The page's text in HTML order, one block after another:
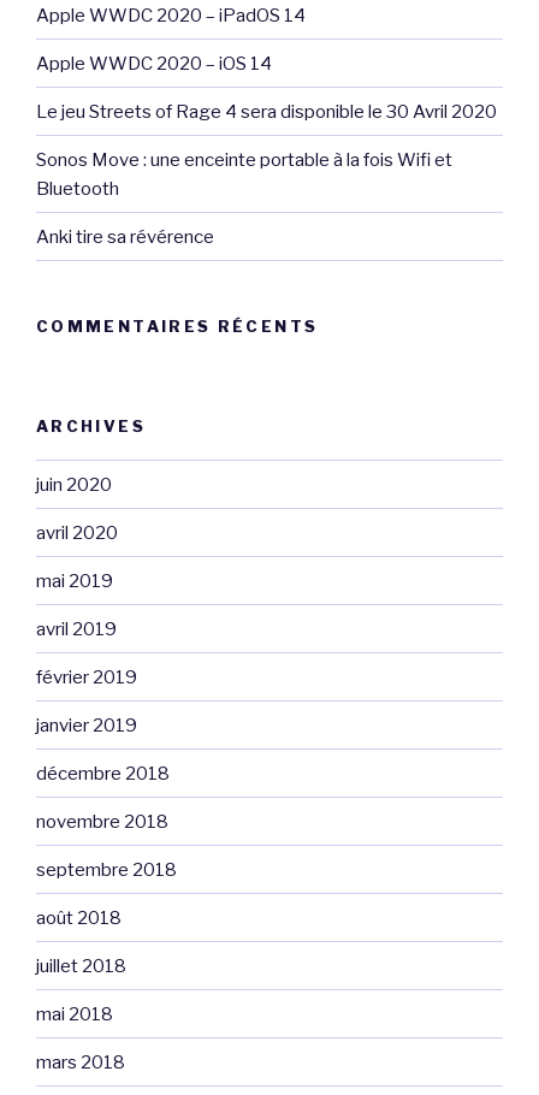
Apple WWDC 2020 – iPadOS 14
Apple WWDC 2020 – iOS 14
Le jeu Streets of Rage 4 sera disponible le 30 Avril 2020
Sonos Move : une enceinte portable à la fois Wifi et
Bluetooth
Anki tire sa révérence
COMMENTAIRES RÉCENTS
ARCHIVES
juin 2020
avril 2020
mai 2019
avril 2019
février 2019
janvier 2019
décembre 2018
novembre 2018
septembre 2018
août 2018
juillet 2018
mai 2018
mars 2018